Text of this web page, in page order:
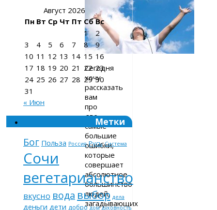
Сегодня
хочу
рассказать
вам
про
две
самые
большие
ошибки,
которые
совершает
абсолютное
большинство
людей,
загадывающих
Август 2026
Пн Вт Ср Чт Пт Сб Вс
1
2
3
4 5 6 7 8
9
10 11 12 13 14 15 16
17 18 19 20 21 22 23
24 25 26 27 28 29 30
31
« Июн
Метки
Бог Польза Россия Русь Система
Сочи
вегетарианство
вкусно вода выбор дела
деньги дети добро дом духовность